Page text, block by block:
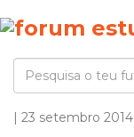
| 23 setembro 2014